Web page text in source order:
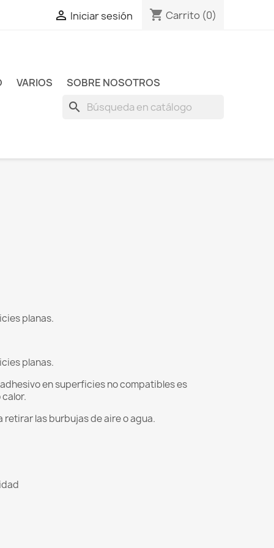
 Iniciar sesión shopping_cart Carrito (0)
VARIOS SOBRE NOSOTROS
search
planas.
planas.
en superficies no compatibles es
las burbujas de aire o agua.